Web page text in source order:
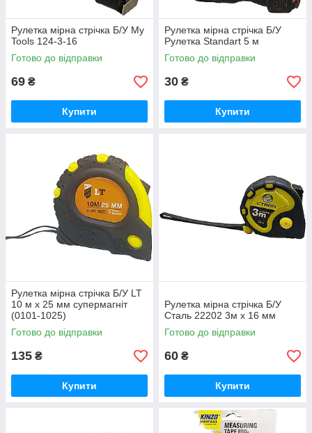
Рулетка мірна стрічка Б/У My
Tools 124-3-16
Готово до відправки
69 ₴
Купити
Рулетка мірна стрічка Б/У
Рулетка Standart 5 м
Готово до відправки
30 ₴
Купити
Рулетка мірна стрічка Б/У LT
10 м x 25 мм супермагніт
(0101-1025)
Готово до відправки
135 ₴
Купити
Рулетка мірна стрічка Б/У
Сталь 22202 3м x 16 мм
Готово до відправки
60 ₴
Купити